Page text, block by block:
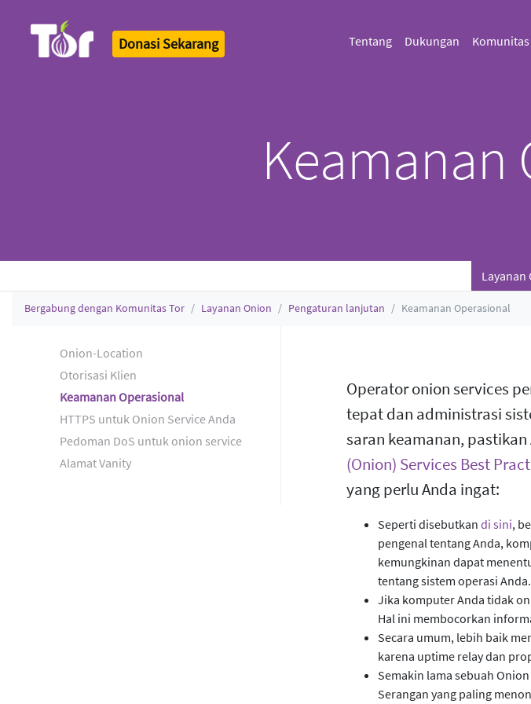
Donasi Sekarang Tentang Dukungan Komunitas
Keamanan
Layanan
Bergabung dengan Komunitas Tor Layanan Onion Pengaturan lanjutan Keamanan Operasional
Onion-Location
Otorisasi Klien
Keamanan Operasional
HTTPS untuk Onion Service Anda
Pedoman DoS untuk onion service
Alamat Vanity
Operator onion services
tepat dan administrasi
saran keamanan,
(Onion) Services Best
yang perlu Anda ingat:
Seperti disebutkan di sini,
pengenal tentang Anda,
kemungkinan dapat
tentang sistem operasi Anda.
Jika komputer Anda tidak
Hal ini membocorkan
Secara umum, lebih baik
karena uptime relay dan
Semakin lama sebuah
Serangan yang paling